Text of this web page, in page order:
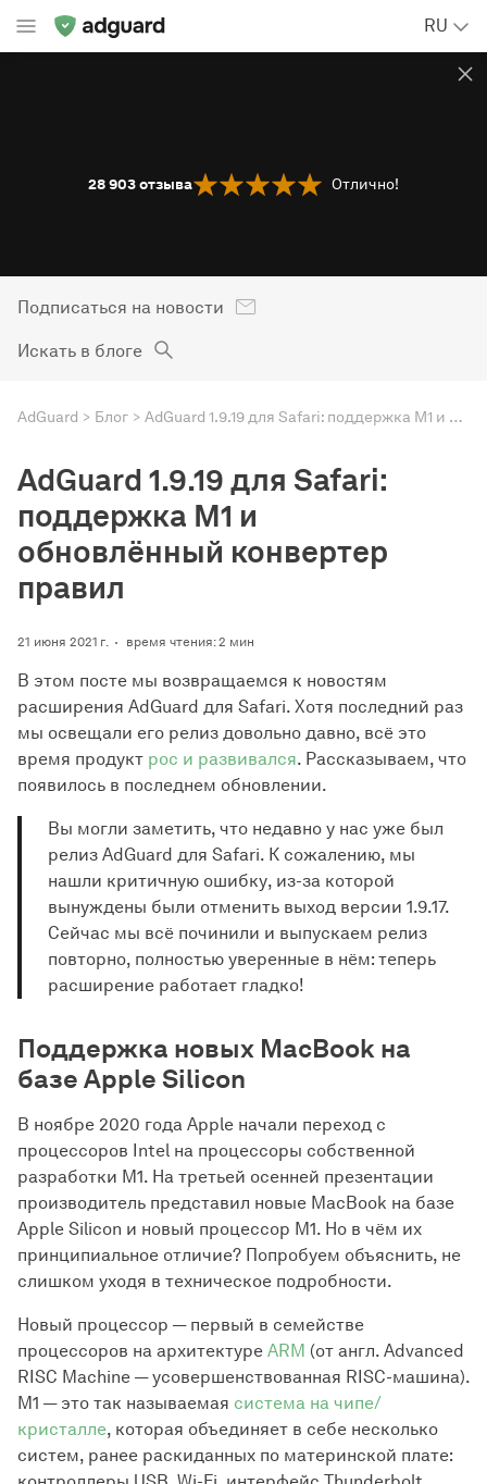
RU
28 903отзыва Отлично!
Подписаться на новости
Искать в блоге
AdGuard Блог AdGuard 1.9.19 для Safari: поддержка M1 и обновлённый конвертер правил
AdGuard 1.9.19 для Safari:
поддержка M1 и
обновлённый конвертер
правил
21 июня 2021 г. время чтения: 2 мин
В этом посте мы возвращаемся к новостям
расширения AdGuard для Safari. Хотя последний раз
мы освещали его релиз довольно давно, всё это
время продукт рос и развивался. Рассказываем, что
появилось в последнем обновлении.
Вы могли заметить, что недавно у нас уже был
релиз AdGuard для Safari. К сожалению, мы
нашли критичную ошибку, из-за которой
вынуждены были отменить выход версии 1.9.17.
Сейчас мы всё починили и выпускаем релиз
повторно, полностью уверенные в нём: теперь
расширение работает гладко!
Поддержка новых MacBook на
базе Apple Silicon
В ноябре 2020 года Apple начали переход с
процессоров Intel на процессоры собственной
разработки M1. На третьей осенней презентации
производитель представил новые MacBook на базе
Apple Silicon и новый процессор M1. Но в чём их
принципиальное отличие? Попробуем объяснить, не
слишком уходя в техническое подробности.
Новый процессор — первый в семействе
процессоров на архитектуре ARM (от англ. Advanced
RISC Machine — усовершенствованная RISC-машина).
M1 — это так называемая система на чипе/
кристалле, которая объединяет в себе несколько
систем, ранее раскиданных по материнской плате: